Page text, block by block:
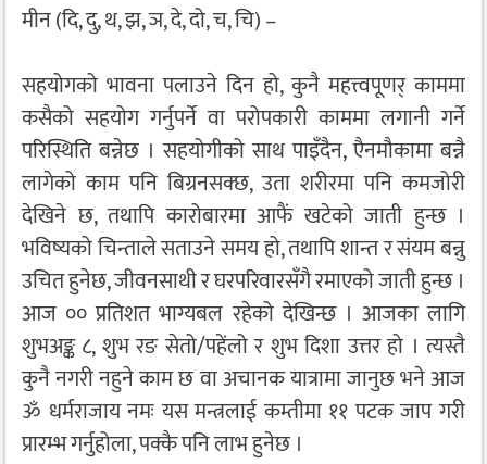
मीन (दि, दु, थ, झ, ञ, दे, दो, च, चि) –
सहयोगको भावना पलाउने दिन हो, कुनै महत्त्वपूणर् काममा
कसैको सहयोग गर्नुपर्ने वा परोपकारी काममा लगानी गर्ने
परिस्थिति बन्नेछ । सहयोगीको साथ पाइँदैन, एैनमौकामा बन्नै
लागेको काम पनि बिग्रनसक्छ, उता शरीरमा पनि कमजोरी
देखिने छ, तथापि कारोबारमा आफैं खटेको जाती हुन्छ ।
भविष्यको चिन्ताले सताउने समय हो, तथापि शान्त र संयम बन्नु
उचित हुनेछ, जीवनसाथी र घरपरिवारसँगै रमाएको जाती हुन्छ ।
आज ०० प्रतिशत भाग्यबल रहेको देखिन्छ । आजका लागि
शुभअङ्क ८, शुभ रङ सेतो/पहेंलो र शुभ दिशा उत्तर हो । त्यस्तै
कुनै नगरी नहुने काम छ वा अचानक यात्रामा जानुछ भने आज
ॐ धर्मराजाय नमः यस मन्त्रलाई कम्तीमा ११ पटक जाप गरी
प्रारम्भ गर्नुहोला, पक्कै पनि लाभ हुनेछ ।